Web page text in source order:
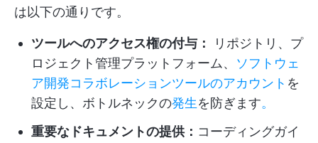
は以下の通りです。
ツールへのアクセス権の付与：
リポジトリ、プ
ロジェクト管理プラットフォーム、 ソフトウェ
ア開発コラボレーションツールのアカウント を
設定し、ボトルネックの発生を防ぎます。
重要なドキュメントの提供： コーディングガイ